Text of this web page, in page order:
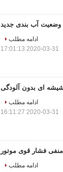
ادامه مطلب
2020-03-31 17:01:13
ای بدون آلودگی
ادامه مطلب
2020-03-31 16:11:27
فشار قوی موتور
ادامه مطلب